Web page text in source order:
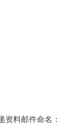
资料邮件命名：